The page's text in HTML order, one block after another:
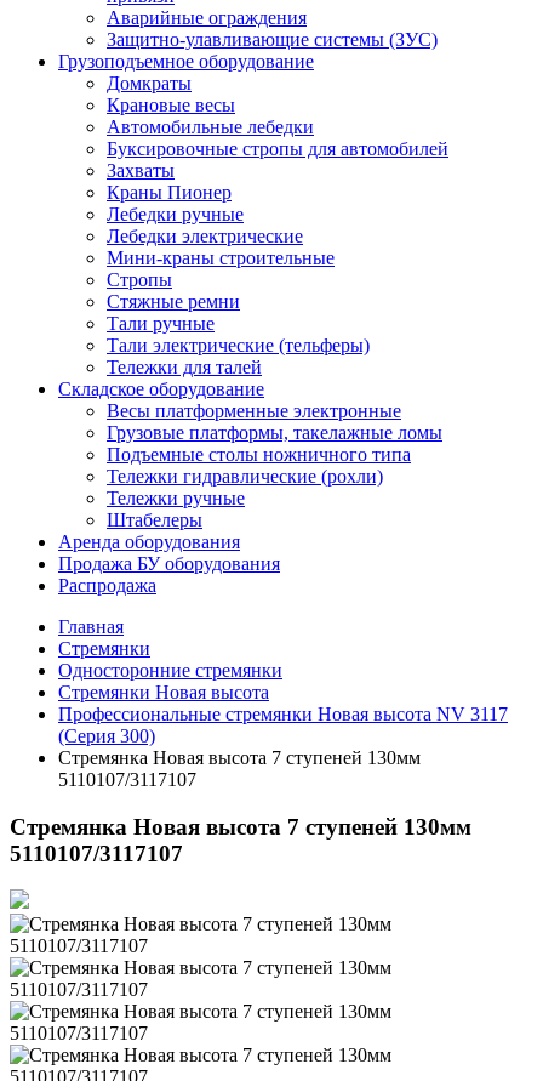
Аварийные ограждения
Защитно-улавливающие системы (ЗУС)
Грузоподъемное оборудование
Домкраты
Крановые весы
Автомобильные лебедки
Буксировочные стропы для автомобилей
Захваты
Краны Пионер
Лебедки ручные
Лебедки электрические
Мини-краны строительные
Стропы
Стяжные ремни
Тали ручные
Тали электрические (тельферы)
Тележки для талей
Складское оборудование
Весы платформенные электронные
Грузовые платформы, такелажные ломы
Подъемные столы ножничного типа
Тележки гидравлические (рохли)
Тележки ручные
Штабелеры
Аренда оборудования
Продажа БУ оборудования
Распродажа
Главная
Стремянки
Односторонние стремянки
Стремянки Новая высота
Профессиональные стремянки Новая высота NV 3117
(Серия 300)
Стремянка Новая высота 7 ступеней 130мм
5110107/3117107
Стремянка Новая высота 7 ступеней 130мм
5110107/3117107